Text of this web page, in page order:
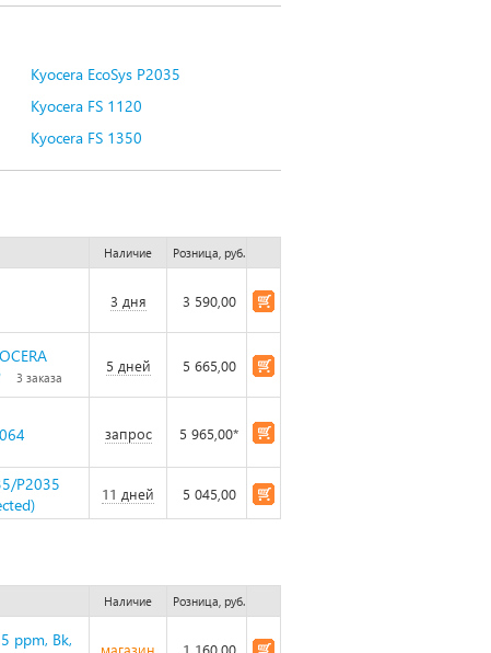
Kyocera EcoSys P2035
Kyocera FS 1120
Kyocera FS 1350
Наличие Розница, руб.
3 дня 3 590,00
3 заказа
5 дней 5 665,00
запрос 5 965,00*
P2035
11 дней 5 045,00
Наличие Розница, руб.
ppm, Bk,
магазин 1 160,00